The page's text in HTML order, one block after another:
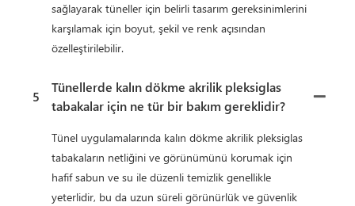
sağlayarak tüneller için belirli tasarım gereksinimlerini
karşılamak için boyut, şekil ve renk açısından
özelleştirilebilir.
5
Tünellerde kalın dökme akrilik pleksiglas
tabakalar için ne tür bir bakım gereklidir?
Tünel uygulamalarında kalın dökme akrilik pleksiglas
tabakaların netliğini ve görünümünü korumak için
hafif sabun ve su ile düzenli temizlik genellikle
yeterlidir, bu da uzun süreli görünürlük ve güvenlik